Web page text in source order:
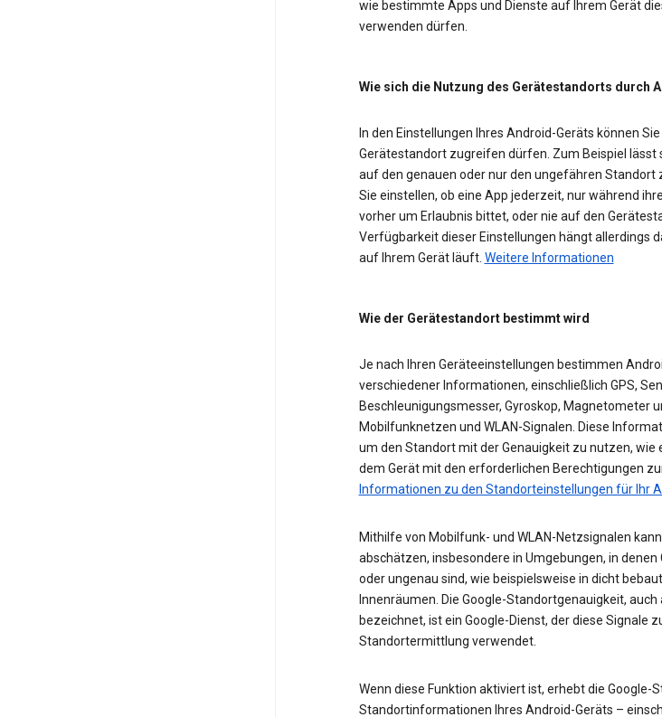
wie bestimmte Apps und Dienste auf Ihrem Gerät
verwenden dürfen.
Wie sich die Nutzung des Gerätestandorts durch
In den Einstellungen Ihres Android-Geräts können
Gerätestandort zugreifen dürfen. Zum Beispiel lässt
auf den genauen oder nur den ungefähren
Sie einstellen, ob eine App jederzeit, nur während
vorher um Erlaubnis bittet, oder nie auf den
Verfügbarkeit dieser Einstellungen hängt allerdings
auf Ihrem Gerät läuft. Weitere Informationen
Wie der Gerätestandort bestimmt wird
Je nach Ihren Geräteeinstellungen bestimmen
verschiedener Informationen, einschließlich GPS,
Beschleunigungsmesser, Gyroskop, Magnetometer
Mobilfunknetzen und WLAN-Signalen. Diese
um den Standort mit der Genauigkeit zu nutzen, wie
dem Gerät mit den erforderlichen Berechtigungen
Informationen zu den Standorteinstellungen für Ihr
Mithilfe von Mobilfunk- und WLAN-Netzsignalen
abschätzen, insbesondere in Umgebungen, in
oder ungenau sind, wie beispielsweise in dicht
Innenräumen. Die Google-Standortgenauigkeit,
bezeichnet, ist ein Google-Dienst, der diese Signale
Standortermittlung verwendet.
Wenn diese Funktion aktiviert ist, erhebt die
Standortinformationen Ihres Android-Geräts –